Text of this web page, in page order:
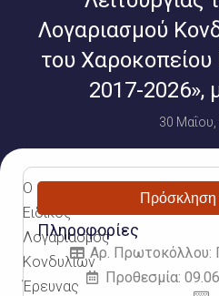
Λογαριασμού
του Χαροκοπείου
2017-2026»,
30 Μαΐου,
Ο
Ειδικός
Λογαριασμός
Κονδυλίων
Έρευνας
Πρόσκληση
Πληροφορίες
Αρ. Πρωτοκόλλου:
Προθεσμία: